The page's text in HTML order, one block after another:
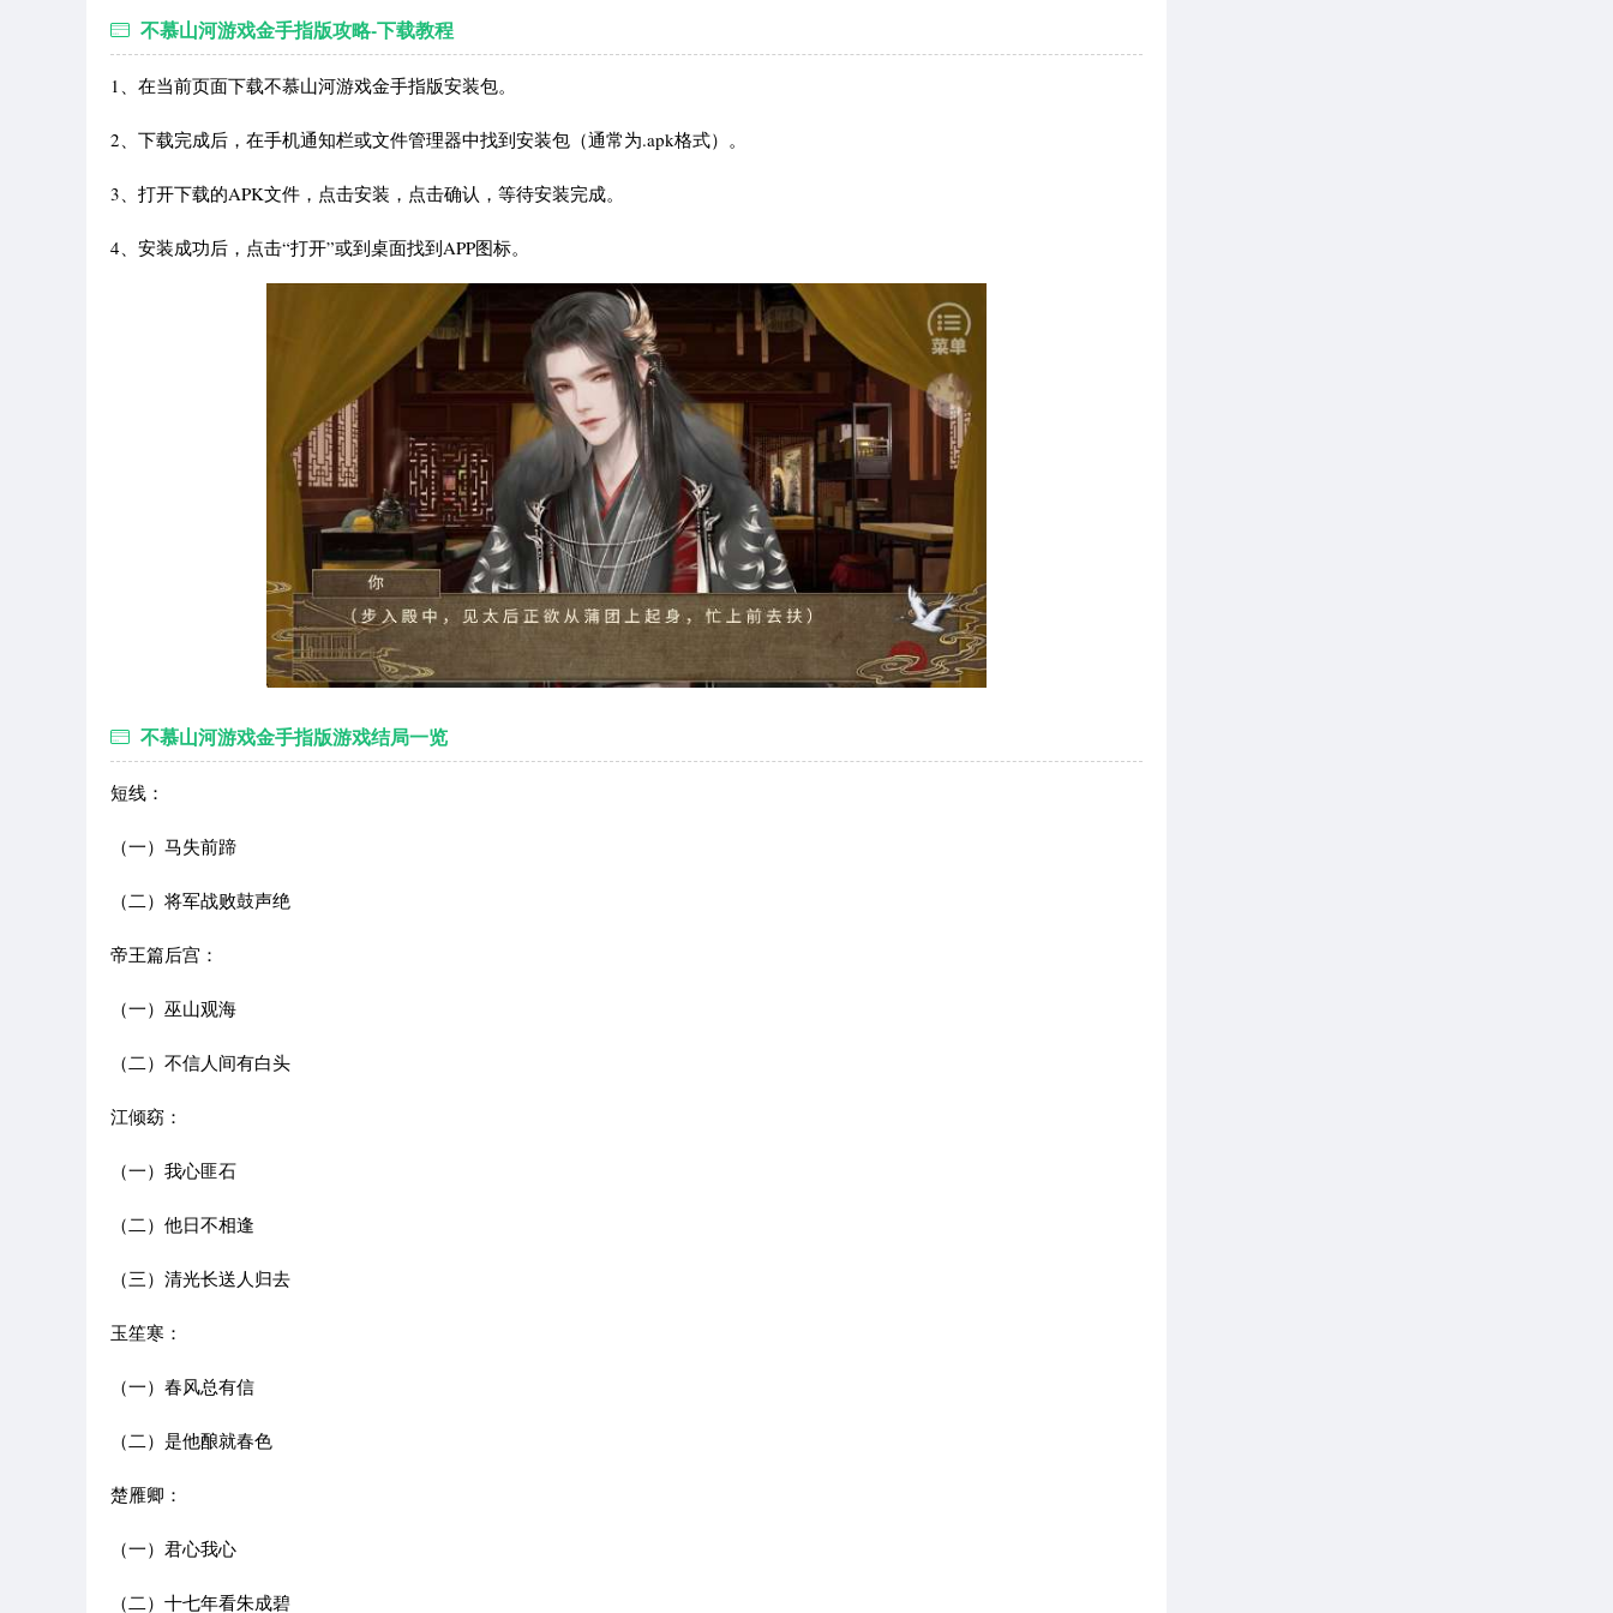
不慕山河游戏金手指版攻略-下载教程
1、在当前页面下载不慕山河游戏金手指版安装包。
2、下载完成后，在手机通知栏或文件管理器中找到安装包（通常为.apk格式）。
3、打开下载的APK文件，点击安装，点击确认，等待安装完成。
4、安装成功后，点击“打开”或到桌面找到APP图标。
不慕山河游戏金手指版游戏结局一览
短线：
（一）马失前蹄
（二）将军战败鼓声绝
帝王篇后宫：
（一）巫山观海
（二）不信人间有白头
江倾窈：
（一）我心匪石
（二）他日不相逢
（三）清光长送人归去
玉笙寒：
（一）春风总有信
（二）是他酿就春色
楚雁卿：
（一）君心我心
（二）十七年看朱成碧